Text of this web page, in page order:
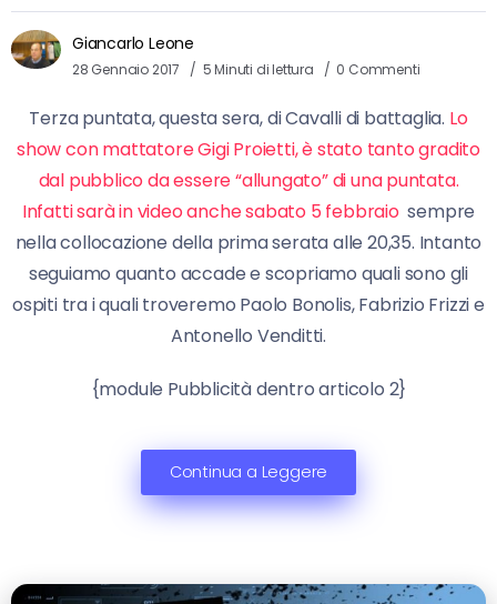
Giancarlo Leone
28 Gennaio 2017 5 Minuti di lettura 0 Commenti
Terza puntata, questa sera, di Cavalli di battaglia. Lo
show con mattatore Gigi Proietti, è stato tanto gradito
dal pubblico da essere “allungato” di una puntata.
Infatti sarà in video anche sabato 5 febbraio sempre
nella collocazione della prima serata alle 20,35. Intanto
seguiamo quanto accade e scopriamo quali sono gli
ospiti tra i quali troveremo Paolo Bonolis, Fabrizio Frizzi e
Antonello Venditti.
{module Pubblicità dentro articolo 2}
Continua a Leggere